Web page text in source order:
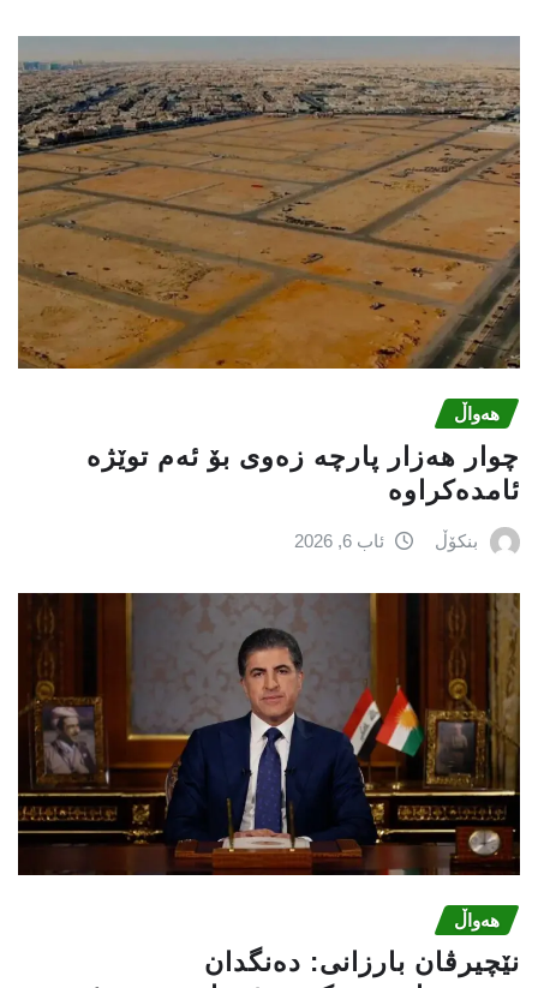
هەواڵ
چوار هەزار پارچە زەوی بۆ ئەم توێژە
ئامدەکراوە
بنکۆڵ ئاب 6, 2026
هەواڵ
نێچيرڤان بارزانى: دەنگدان